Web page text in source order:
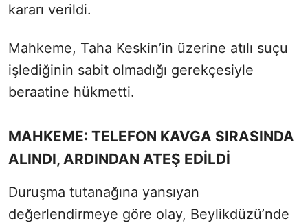
kararı verildi.
Mahkeme, Taha Keskin’in üzerine atılı suçu
işlediğinin sabit olmadığı gerekçesiyle
beraatine hükmetti.
MAHKEME: TELEFON KAVGA SIRASINDA
ALINDI, ARDINDAN ATEŞ EDİLDİ
Duruşma tutanağına yansıyan
değerlendirmeye göre olay, Beylikdüzü’nde